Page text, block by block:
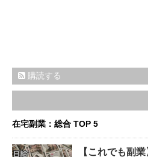
購読する
在宅副業：総合 TOP 5
【これでも副